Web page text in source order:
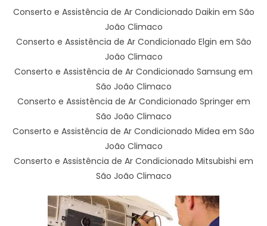
Conserto e Assistência de Ar Condicionado Daikin em São
João Climaco
Conserto e Assistência de Ar Condicionado Elgin em São
João Climaco
Conserto e Assistência de Ar Condicionado Samsung em
São João Climaco
Conserto e Assistência de Ar Condicionado Springer em
São João Climaco
Conserto e Assistência de Ar Condicionado Midea em São
João Climaco
Conserto e Assistência de Ar Condicionado Mitsubishi em
São João Climaco